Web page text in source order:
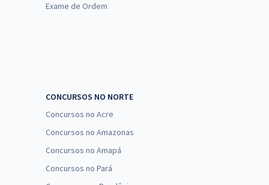
Exame de Ordem
CONCURSOS NO NORTE
Concursos no Acre
Concursos no Amazonas
Concursos no Amapá
Concursos no Pará